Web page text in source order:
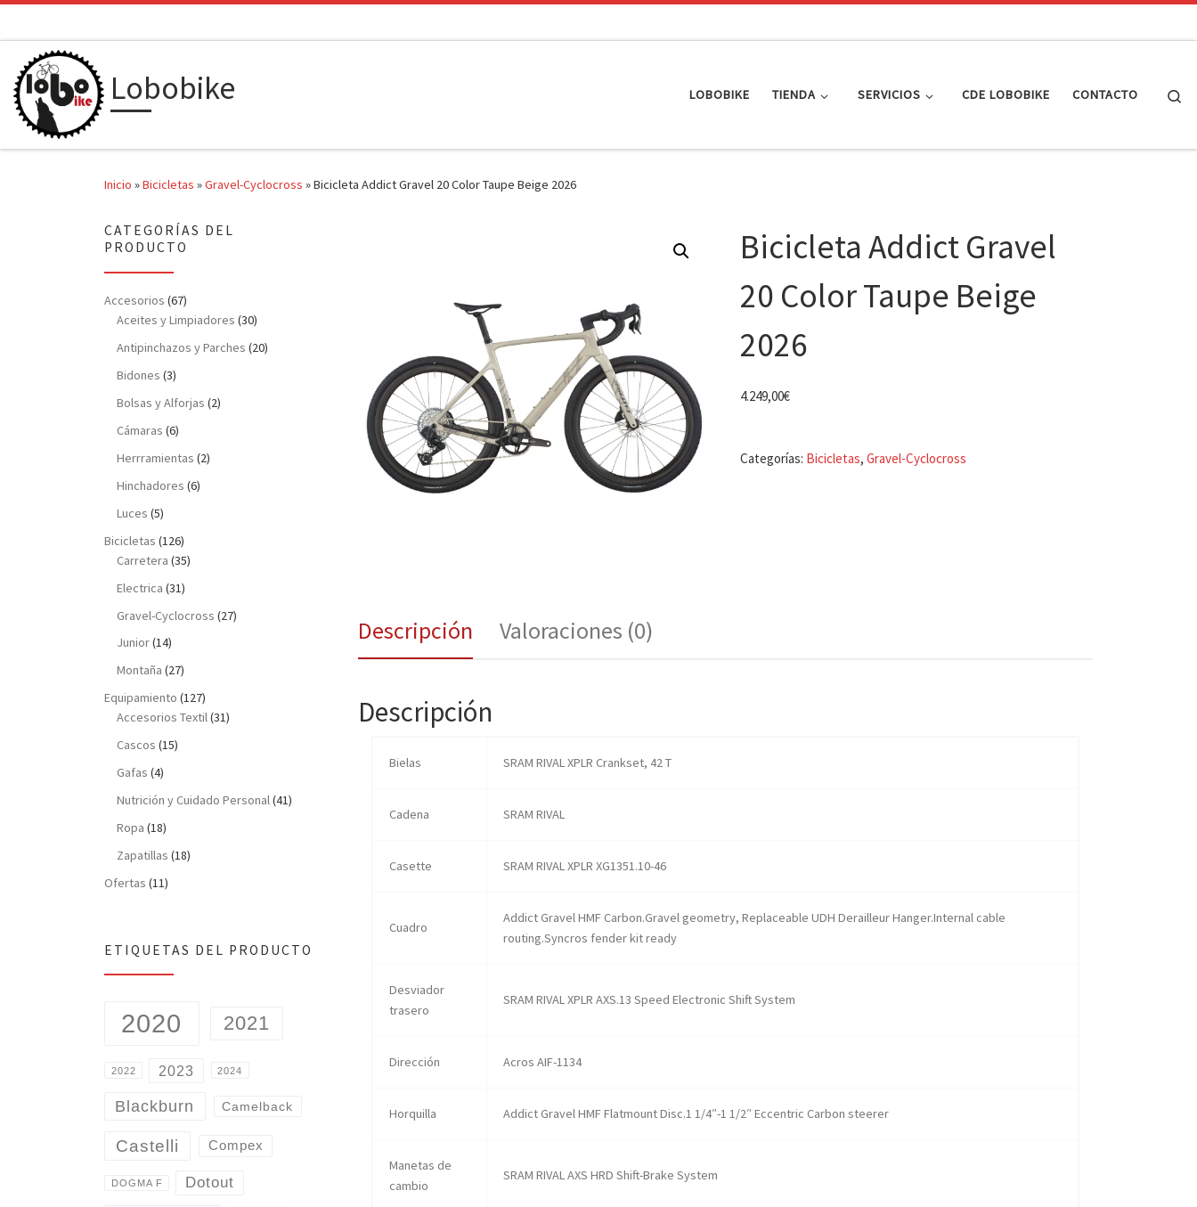
Lobobike LOBOBIKE TIENDA SERVICIOS CDE LOBOBIKE CONTACTO
Inicio »Bicicletas »Gravel-Cyclocross »Bicicleta Addict Gravel 20 Color Taupe Beige 2026
Bicicleta Addict Gravel
20 Color Taupe Beige
2026
4.249,00€
Categorías: Bicicletas, Gravel-Cyclocross
Descripción Valoraciones (0)
Descripción
Bielas SRAM RIVAL XPLR Crankset, 42 T
Cadena SRAM RIVAL
Casette SRAM RIVAL XPLR XG1351.10-46
Cuadro
Addict Gravel HMF Carbon.Gravel geometry, Replaceable UDH Derailleur Hanger.Internal cable
routing.Syncros fender kit ready
Desviador
trasero
SRAM RIVAL XPLR AXS.13 Speed Electronic Shift System
Dirección Acros AIF-1134
Horquilla Addict Gravel HMF Flatmount Disc.1 1/4″-1 1/2″ Eccentric Carbon steerer
Manetas de
cambio
SRAM RIVAL AXS HRD Shift-Brake System
CATEGORÍAS DEL
PRODUCTO
Accesorios (67)
Aceites y Limpiadores (30)
Antipinchazos y Parches (20)
Bidones (3)
Bolsas y Alforjas (2)
Cámaras (6)
Herrramientas (2)
Hinchadores (6)
Luces (5)
Bicicletas (126)
Carretera (35)
Electrica (31)
Gravel-Cyclocross (27)
Junior(14)
Montaña (27)
Equipamiento (127)
Accesorios Textil(31)
Cascos (15)
Gafas (4)
Nutrición y Cuidado Personal(41)
Ropa (18)
Zapatillas (18)
Ofertas (11)
ETIQUETAS DEL PRODUCTO
2020 2021
2022 2023 2024
Blackburn Camelback
Castelli Compex
DOGMA F Dotout